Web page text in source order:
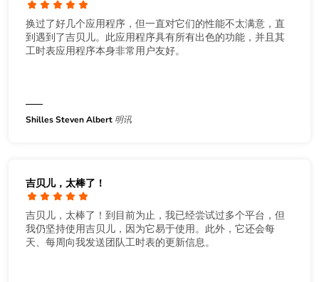
换过了好几个应用程序，但一直对它们的性能不太满意，直
到遇到了吉贝儿。此应用程序具有所有出色的功能，并且其
工时表应用程序本身非常用户友好。
Shilles Steven Albert 明讯
吉贝儿，太棒了！
吉贝儿，太棒了！到目前为止，我已经尝试过多个平台，但
我仍坚持使用吉贝儿，因为它易于使用。此外，它还会每
天、每周向我发送团队工时表的更新信息。